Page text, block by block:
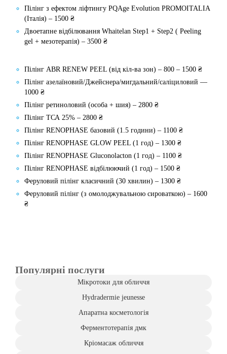
Пілінг з ефектом ліфтингу PQAge Evolution PROMOITALIA
(Італія) – 1500 ₴
Двоетапне відбілювання Whaitelan Step1 + Step2 ( Peeling
gel + мезотерапія) – 3500 ₴
Пілінг ABR RENEW PEEL (від кіл-ва зон) – 800 – 1500 ₴
Пілінг азелаїновий/Джейснера/мигдальний/саліциловий —
1000 ₴
Пілінг ретиноловий (особа + шия) – 2800 ₴
Пілінг ТСА 25% – 2800 ₴
Пілінг RENOPHASE базовий (1.5 години) – 1100 ₴
Пілінг RENOPHASE GLOW PEEL (1 год) – 1300 ₴
Пілінг RENOPHASE Gluconolacton (1 год) – 1100 ₴
Пілінг RENOPHASE відбілюючий (1 год) – 1500 ₴
Феруловий пілінг класичний (30 хвилин) – 1300 ₴
Феруловий пілінг (з омолоджувальною сироваткою) – 1600
₴
Популярні послуги
Мікротоки для обличчя
Hydradermie jeunesse
Апаратна косметологія
Ферментотерапія дмк
Кріомасаж обличчя